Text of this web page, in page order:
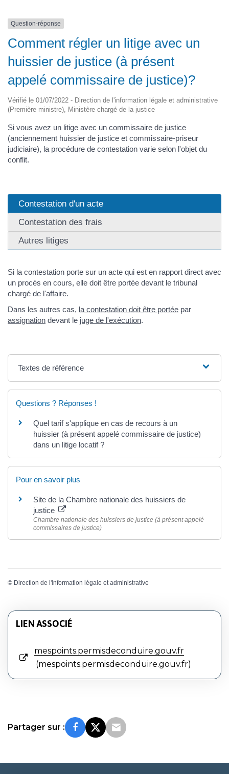
Question-réponse
Comment régler un litige avec un
huissier de justice (à présent
appelé commissaire de justice)?
Vérifié le 01/07/2022 - Direction de l'information légale et administrative
(Première ministre), Ministère chargé de la justice
Si vous avez un litige avec un commissaire de justice
(anciennement huissier de justice et commissaire-priseur
judiciaire), la procédure de contestation varie selon l'objet du
conflit.
Contestation d'un acte
Contestation des frais
Autres litiges
Si la contestation porte sur un acte qui est en rapport direct avec
un procès en cours, elle doit être portée devant le tribunal
chargé de l'affaire.
Dans les autres cas, la contestation doit être portée par
assignation devant le juge de l'exécution.
Textes de référence
Questions ? Réponses !
Quel tarif s'applique en cas de recours à un
huissier (à présent appelé commissaire de justice)
dans un litige locatif ?
Pour en savoir plus
Site de la Chambre nationale des huissiers de
justice
Chambre nationale des huissiers de justice (à présent appelé
commissaires de justice)
© Direction de l'information légale et administrative
LIEN ASSOCIÉ
mespoints.permisdeconduire.gouv.fr
mespoints.permisdeconduire.gouv.fr
Partager sur :